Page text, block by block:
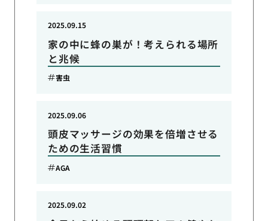
家の中に蜂の巣が！考えられる場所
と兆候
2025.09.15
害虫
頭皮マッサージの効果を倍増させる
ための生活習慣
2025.09.06
AGA
2025.09.02